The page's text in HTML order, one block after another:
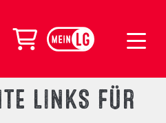
Warenkorb
LINKS FÜR